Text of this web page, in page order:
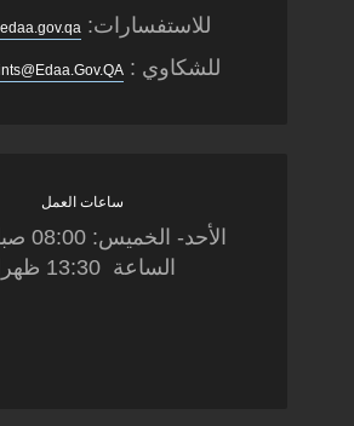
للاستفسارات:
للشكاوي :
ساعات العمل
الأحد-
الساعة 13:30 ظهرا